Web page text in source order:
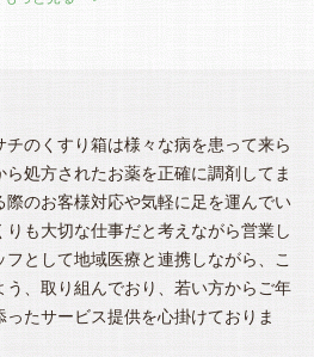
チのくすり箱は様々な病を患って来ら
処方されたお薬を正確に調剤してま
のお客様対応や気軽に足を運んでい
も大切な仕事だと考えながら営業し
として地域医療と連携しながら、こ
、取り組んでおり、若い方からご年
たサービス提供を心掛けておりま